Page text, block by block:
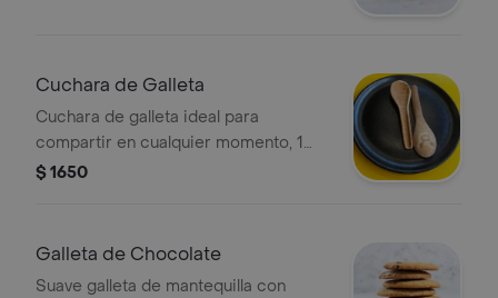
Cuchara de Galleta
Cuchara de galleta ideal para
compartir en cualquier momento, 1
unidad.
$ 1650
Galleta de Chocolate
Suave galleta de mantequilla con